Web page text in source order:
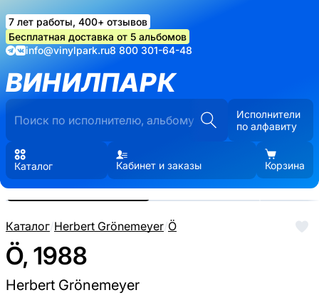
7 лет работы, 400+ отзывов
Бесплатная доставка от 5 альбомов
info@vinylpark.ru8 800 301-64-48
ВИНИЛПАРК
Исполнители
по алфавиту
Каталог Кабинет и заказы Корзина
Каталог/Herbert Grönemeyer/Ö
Ö, 1988
Herbert Grönemeyer
Реальные фото пластинки.
Нажмите, чтобы увеличить